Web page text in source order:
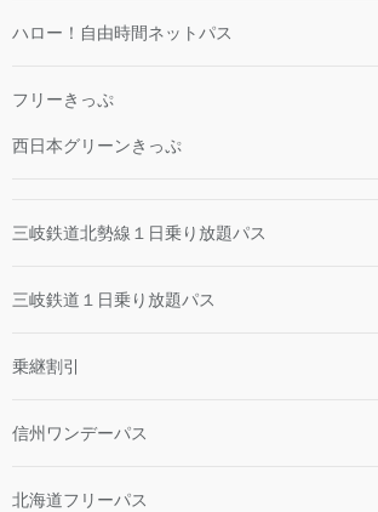
ハロー！自由時間ネットパス
フリーきっぷ
西日本グリーンきっぷ
三岐鉄道北勢線１日乗り放題パス
三岐鉄道１日乗り放題パス
乗継割引
信州ワンデーパス
北海道フリーパス